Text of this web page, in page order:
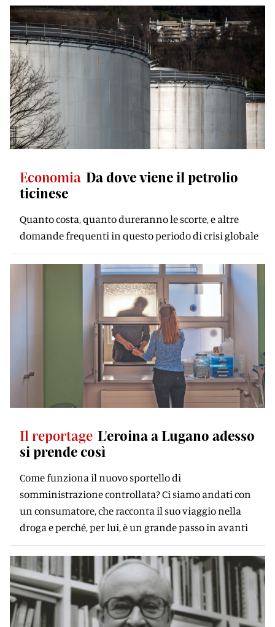
Economia Da dove viene il petrolio
ticinese
Quanto costa, quanto dureranno le scorte, e altre
domande frequenti in questo periodo di crisi globale
Il reportage L'eroina a Lugano adesso
si prende così
Come funziona il nuovo sportello di
somministrazione controllata? Ci siamo andati con
un consumatore, che racconta il suo viaggio nella
droga e perché, per lui, è un grande passo in avanti